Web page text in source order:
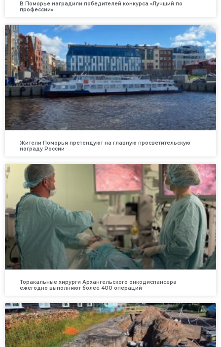
В Поморье наградили победителей конкурса «Лучший по
профессии»
Жители Поморья претендуют на главную просветительскую
награду России
Торакальные хирурги Архангельского онкодиспансера
ежегодно выполняют более 400 операций